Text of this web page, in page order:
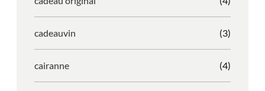
cadeauvin (3)
cairanne (4)